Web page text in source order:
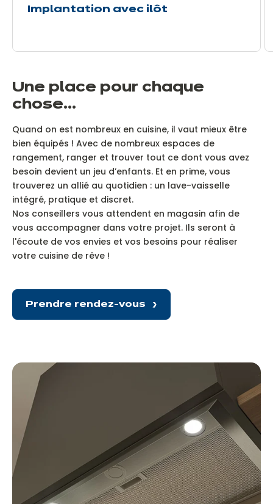
Implantation avec ilôt
Une place pour chaque
chose…
Quand on est nombreux en cuisine, il vaut mieux être
bien équipés ! Avec de nombreux espaces de
rangement, ranger et trouver tout ce dont vous avez
besoin devient un jeu d’enfants. Et en prime, vous
trouverez un allié au quotidien : un lave-vaisselle
intégré, pratique et discret.
Nos conseillers vous attendent en magasin afin de
vous accompagner dans votre projet. Ils seront à
l'écoute de vos envies et vos besoins pour réaliser
votre cuisine de rêve !
Prendre rendez-vous